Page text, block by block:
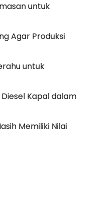
untuk
Agar Produksi
untuk
Kapal dalam
Memiliki Nilai